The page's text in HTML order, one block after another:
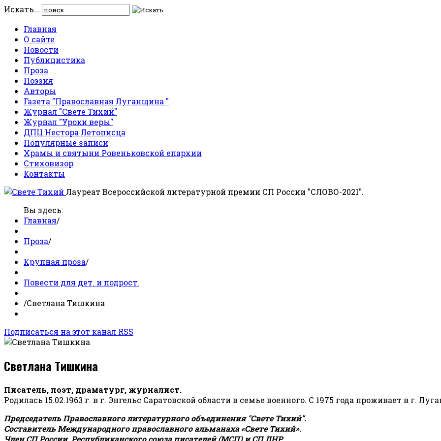
Искать...
Главная
О сайте
Новости
Публицистика
Проза
Поэзия
Авторы
Газета "Православная Луганщина "
Журнал "Свете Тихий"
Журнал "Уроки веры"
ДПЦ Нестора Летописца
Популярные записи
Храмы и святыни Ровеньковской епархии
Стиховизор
Контакты
Лауреат Всероссийской литературной премии СП России "СЛОВО-2021".
Вы здесь:
Главная/
Проза/
Крупная проза/
Повести для дет. и подрост.
/Светлана Тишкина
Подписаться на этот канал RSS
Светлана Тишкина
Писатель, поэт, драматург, журналист.
Родилась 15.02.1963 г. в г. Энгельс Саратовской области в семье военного. С 1975 года проживает в г.
Председатель Православного литературного объединения "Свете Тихий".
Составитель Международного православного альманаха «Свете Тихий».
Член СП России, Республиканского союза писателей (МСП) и СП ЛНР.